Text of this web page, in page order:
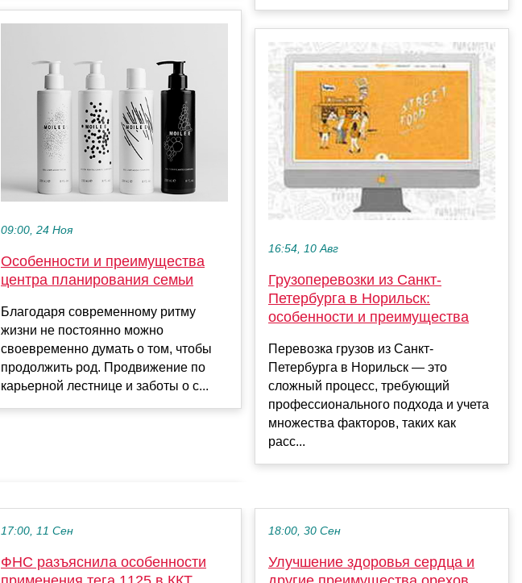
09:00, 24 Ноя
Особенности и преимущества
центра планирования семьи
Благодаря современному ритму
жизни не постоянно можно
своевременно думать о том, чтобы
продолжить род. Продвижение по
карьерной лестнице и заботы о с...
16:54, 10 Авг
Грузоперевозки из Санкт-
Петербурга в Норильск:
особенности и преимущества
Перевозка грузов из Санкт-
Петербурга в Норильск — это
сложный процесс, требующий
профессионального подхода и учета
множества факторов, таких как
расс...
17:00, 11 Сен
ФНС разъяснила особенности
18:00, 30 Сен
Улучшение здоровья сердца и